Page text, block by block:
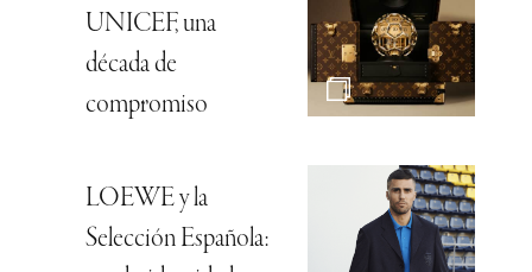
UNICEF, una
década de
compromiso
LOEWE y la
Selección Española: